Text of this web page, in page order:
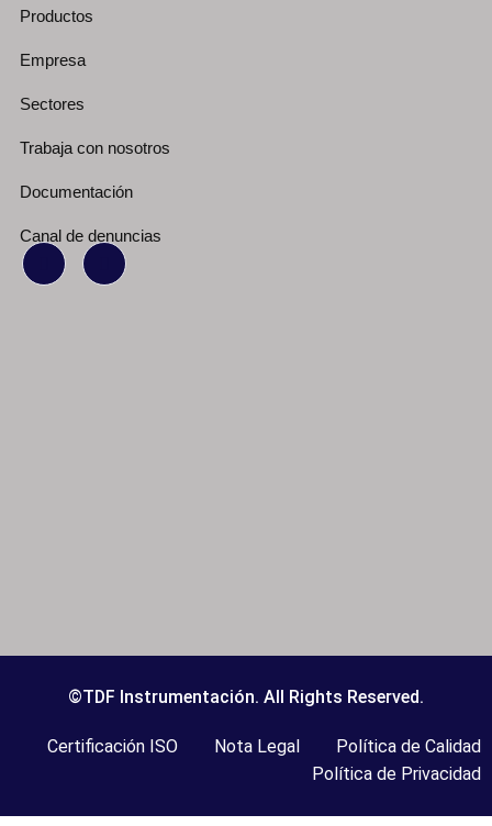
Productos
Empresa
Sectores
Trabaja con nosotros
Documentación
Canal de denuncias
©TDF Instrumentación. All Rights Reserved.
Certificación ISO Nota Legal
Política de Calidad
Política de Privacidad